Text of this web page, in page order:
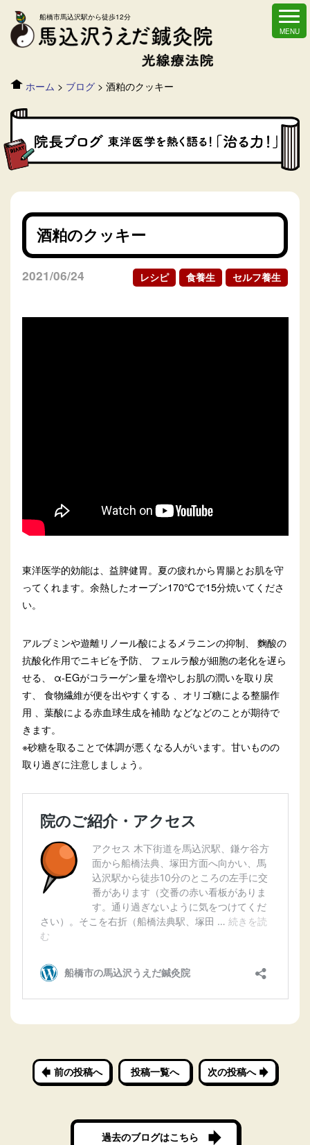
船橋市馬込沢駅から徒歩12分
ホーム > ブログ> 酒粕のクッキー
酒粕のクッキー
2021/06/24 レシピ 食養生 セルフ養生
東洋医学的効能は、益脾健胃。夏の疲れから胃腸とお肌を守
ってくれます。余熱したオーブン170℃で15分焼いてくださ
い。
アルブミンや遊離リノール酸によるメラニンの抑制、 麴酸の
抗酸化作用でニキビを予防、 フェルラ酸が細胞の老化を遅ら
せる、 α-EGがコラーゲン量を増やしお肌の潤いを取り戻
す、 食物繊維が便を出やすくする 、オリゴ糖による整腸作
用 、葉酸による赤血球生成を補助 などなどのことが期待で
きます。
※砂糖を取ることで体調が悪くなる人がいます。甘いものの
取り過ぎに注意しましょう。
前の投稿へ 投稿一覧へ 次の投稿へ
過去のブログはこちら